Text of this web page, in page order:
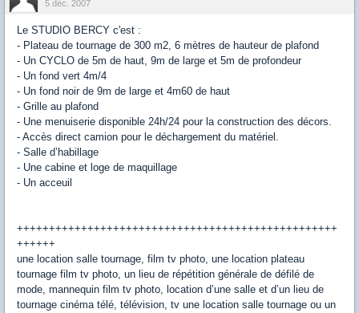
5 déc. 2007
Le STUDIO BERCY c'est :
- Plateau de tournage de 300 m2, 6 mètres de hauteur de plafond
- Un CYCLO de 5m de haut, 9m de large et 5m de profondeur
- Un fond vert 4m/4
- Un fond noir de 9m de large et 4m60 de haut
- Grille au plafond
- Une menuiserie disponible 24h/24 pour la construction des décors.
- Accès direct camion pour le déchargement du matériel.
- Salle d’habillage
- Une cabine et loge de maquillage
- Un acceuil
++++++++++++++++++++++++++++++++++++++++++++++++++
++++++
une location salle tournage, film tv photo, une location plateau
tournage film tv photo, un lieu de répétition générale de défilé de
mode, mannequin film tv photo, location d’une salle et d’un lieu de
tournage cinéma télé, télévision, tv une location salle tournage ou un